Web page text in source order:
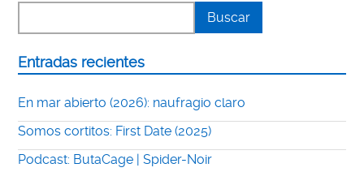
Entradas recientes
En mar abierto (2026): naufragio claro
Somos cortitos: First Date (2025)
Podcast: ButaCage | Spider-Noir